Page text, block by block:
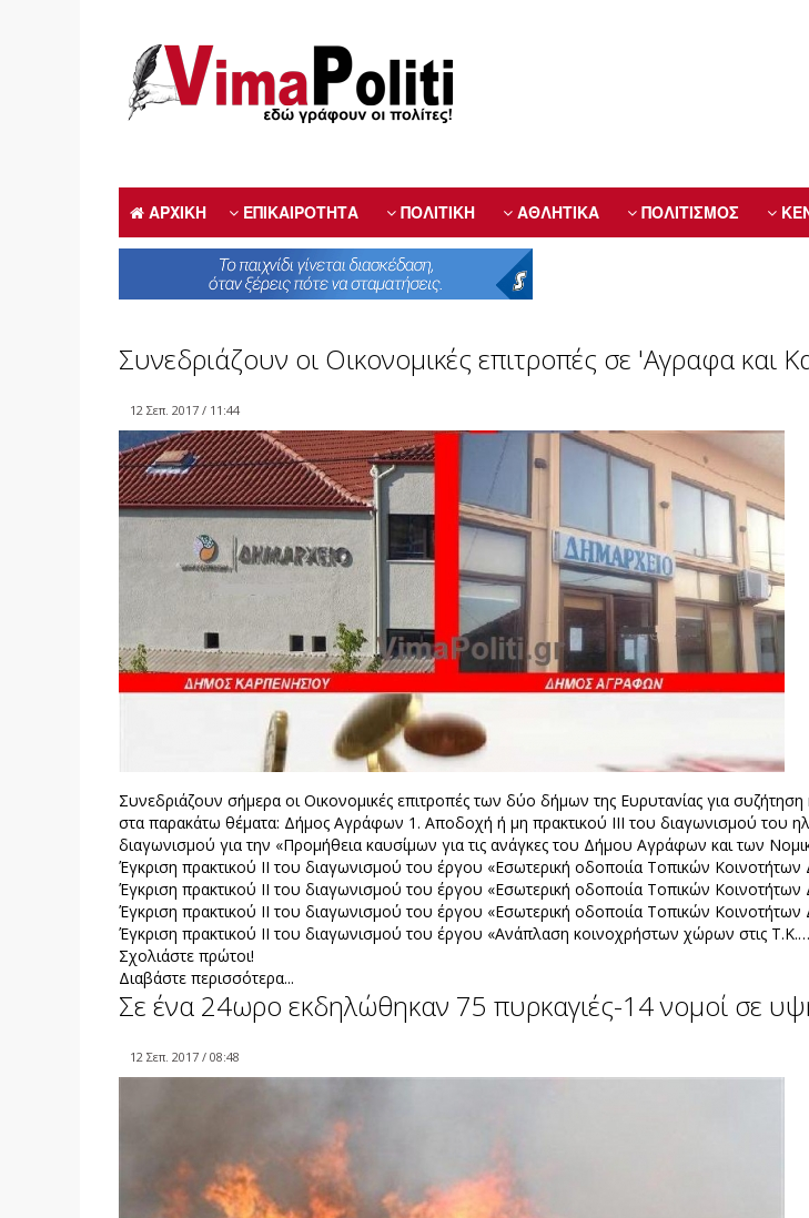
ΑΡΧΙΚΗ ΕΠΙΚΑΙΡΟΤΗΤΑ ΠΟΛΙΤΙΚΗ ΑΘΛΗΤΙΚΑ ΠΟΛΙΤΙΣΜΟΣ
Συνεδριάζουν οι Οικονομικές επιτροπές σε 'Αγραφα και
12 Σεπ. 2017 / 11:44
Συνεδριάζουν σήμερα οι Οικονομικές επιτροπές των δύο δήμων της Ευρυτανίας για
στα παρακάτω θέματα: Δήμος Αγράφων 1. Αποδοχή ή μη πρακτικού ΙII του διαγωνισμού του
διαγωνισμού για την «Προμήθεια καυσίμων για τις ανάγκες του Δήμου Αγράφων και των
Έγκριση πρακτικού ΙΙ του διαγωνισμού του έργου «Εσωτερική οδοποιία Τοπικών Κοινοτήτων
Έγκριση πρακτικού ΙΙ του διαγωνισμού του έργου «Εσωτερική οδοποιία Τοπικών
Έγκριση πρακτικού ΙΙ του διαγωνισμού του έργου «Εσωτερική οδοποιία Τοπικών
Έγκριση πρακτικού ΙΙ του διαγωνισμού του έργου «Ανάπλαση κοινοχρήστων χώρων στις Τ.Κ.…
Σχολιάστε πρώτοι!
Διαβάστε περισσότερα...
Σε ένα 24ωρο εκδηλώθηκαν 75 πυρκαγιές-14 νομοί σε
12 Σεπ. 2017 / 08:48